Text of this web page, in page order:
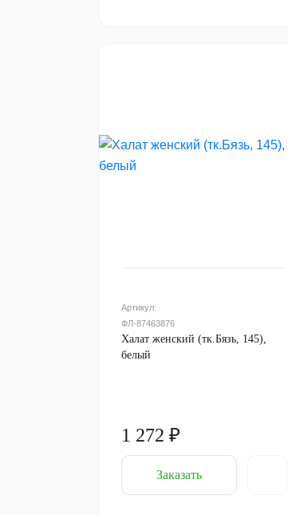
Артикул:
ФЛ-87463876
Халат женский (тк.Бязь, 145),
белый
1 272 ₽
Заказать